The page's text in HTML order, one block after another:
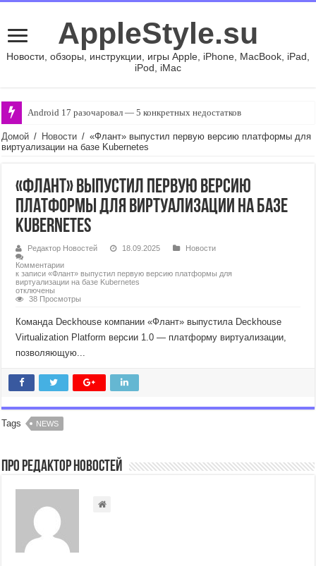
AppleStyle.su
Новости, обзоры, инструкции, игры Apple, iPhone, MacBook, iPad,
iPod, iMac
Android 17 разочаровал — 5 конкретных недостатков
Домой / Новости / «Флант» выпустил первую версию платформы для
виртуализации на базе Kubernetes
«Флант» выпустил первую версию
платформы для виртуализации на базе
Kubernetes
Редактор Новостей 18.09.2025
Новости
Комментарии
к записи «Флант» выпустил первую версию платформы для
виртуализации на базе Kubernetes
отключены
38 Просмотры
Команда Deckhouse компании «Флант» выпустила Deckhouse
Virtualization Platform версии 1.0 — платформу виртуализации,
позволяющую...
Tags NEWS
Про Редактор Новостей